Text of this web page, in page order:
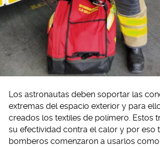
Los astronautas deben soportar las
extremas del espacio exterior y para
creados los textiles de polímero. Estos
su efectividad contra el calor y por eso
bomberos comenzaron a usarlos